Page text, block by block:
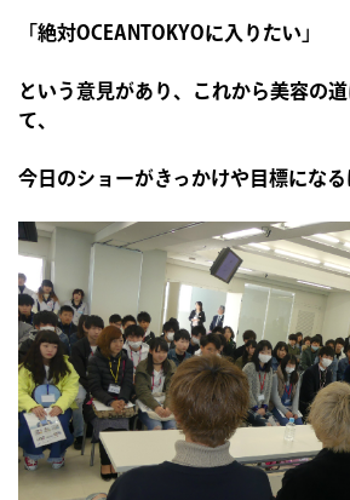
「絶対OCEANTOKYOに入りたい」
という意見があり、これから美容の
て、
今日のショーがきっかけや目標にな